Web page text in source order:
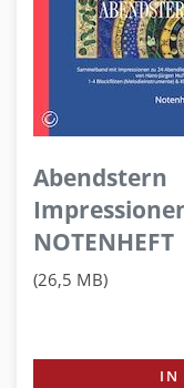
Abendstern
NOTENHEFT
(26,5 MB)
IN